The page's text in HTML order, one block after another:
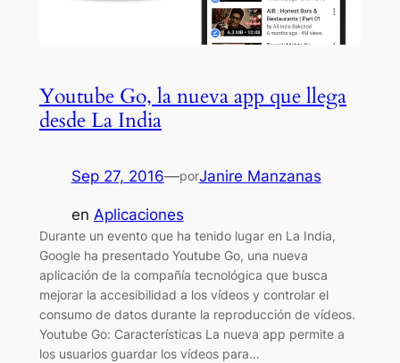
Youtube Go, la nueva app que llega
desde La India
Sep 27, 2016—porJanire Manzanas
en Aplicaciones
Durante un evento que ha tenido lugar en La India,
Google ha presentado Youtube Go, una nueva
aplicación de la compañía tecnológica que busca
mejorar la accesibilidad a los vídeos y controlar el
consumo de datos durante la reproducción de vídeos.
Youtube Go: Características La nueva app permite a
los usuarios guardar los vídeos para…